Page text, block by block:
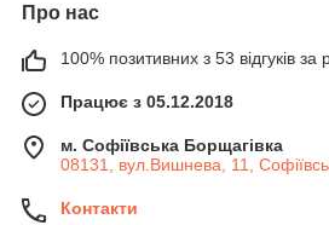
Про нас
100% позитивних з 53 відгуків за
Працює з 05.12.2018
м. Софіївська Борщагівка
08131, вул.Вишнева, 11,
Контакти